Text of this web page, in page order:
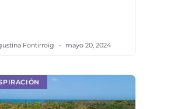
Fontirroig mayo 20, 2024